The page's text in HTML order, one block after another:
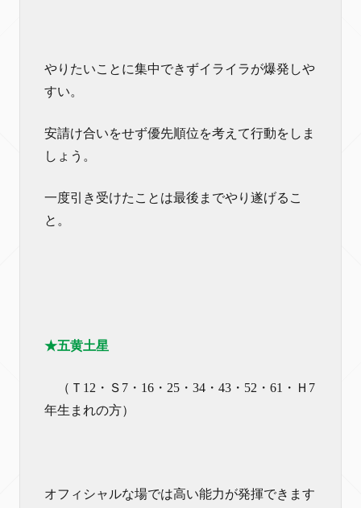
やりたいことに集中できずイライラが爆発しや
すい。
安請け合いをせず優先順位を考えて行動をしま
しょう。
一度引き受けたことは最後までやり遂げるこ
と。
★五黄土星
（Ｔ12・Ｓ7・16・25・34・43・52・61・Ｈ7
年生まれの方）
オフィシャルな場では高い能力が発揮できます